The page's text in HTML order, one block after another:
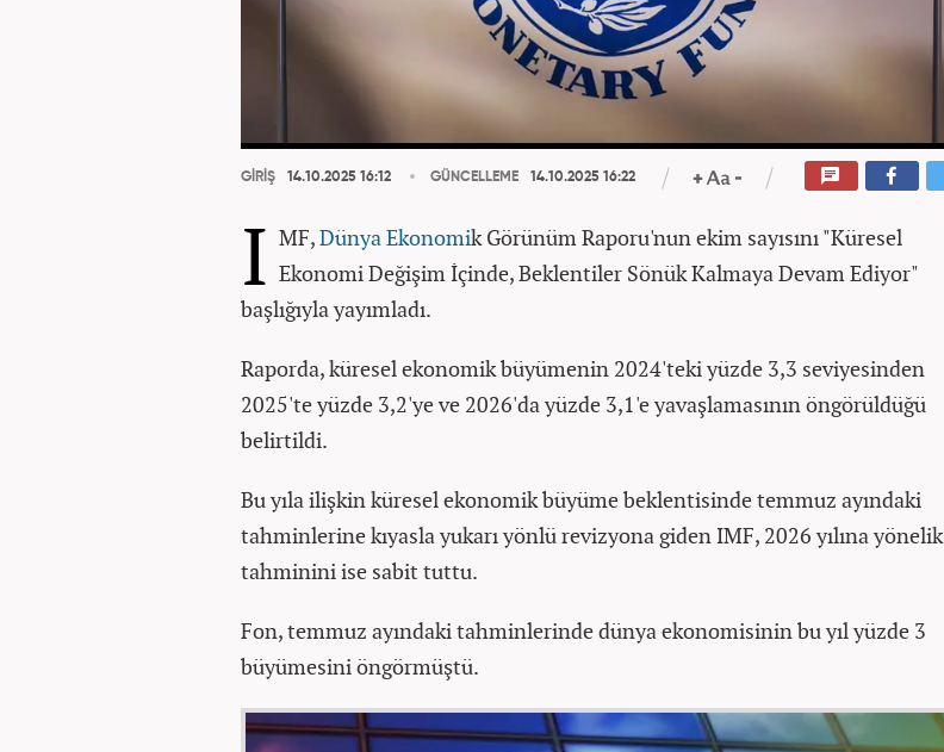
GİRİŞ 14.10.2025 16:12 GÜNCELLEME 14.10.2025 16:22
I MF,DünyaEkonomik Görünüm Raporu'nun ekim sayısını "Küresel
Ekonomi Değişim İçinde, Beklentiler Sönük Kalmaya Devam Ediyor"
başlığıyla yayımladı.
Raporda, küresel ekonomik büyümenin 2024'teki yüzde 3,3 seviyesinden
2025'te yüzde 3,2'ye ve 2026'da yüzde 3,1'e yavaşlamasının öngörüldüğü
belirtildi.
Bu yıla ilişkin küresel ekonomik büyüme beklentisinde temmuz ayındaki
tahminlerine kıyasla yukarı yönlü revizyona giden IMF, 2026 yılına yönelik
tahminini ise sabit tuttu.
Fon, temmuz ayındaki tahminlerinde dünya ekonomisinin bu yıl yüzde 3
büyümesini öngörmüştü.